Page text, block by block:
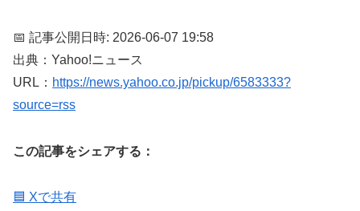
📅 記事公開日時: 2026-06-07 19:58
出典：Yahoo!ニュース
URL： https://news.yahoo.co.jp/pickup/6583333?
source=rss
この記事をシェアする：
🟦 Xで共有